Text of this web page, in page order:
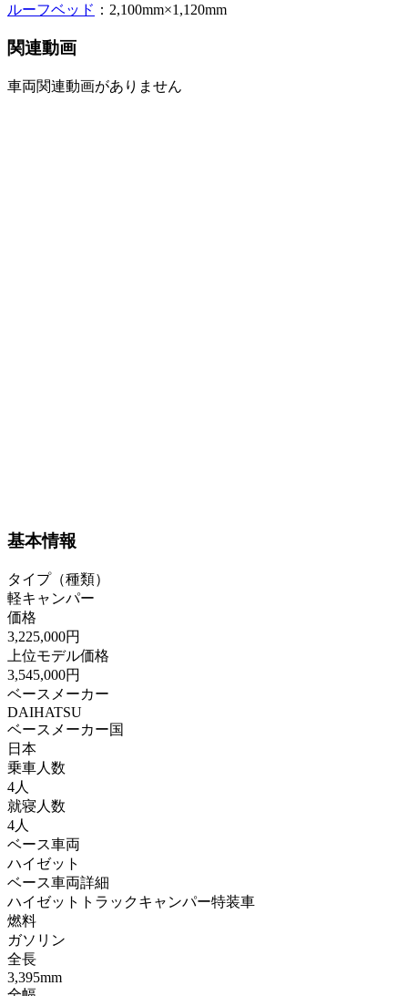
ルーフベッド ：2,100mm×1,120mm
関連動画
車両関連動画がありません
基本情報
タイプ（種類）
軽キャンパー
価格
3,225,000円
上位モデル価格
3,545,000円
ベースメーカー
DAIHATSU
ベースメーカー国
日本
乗車人数
4人
就寝人数
4人
ベース車両
ハイゼット
ベース車両詳細
ハイゼットトラックキャンパー特装車
燃料
ガソリン
全長
3,395mm